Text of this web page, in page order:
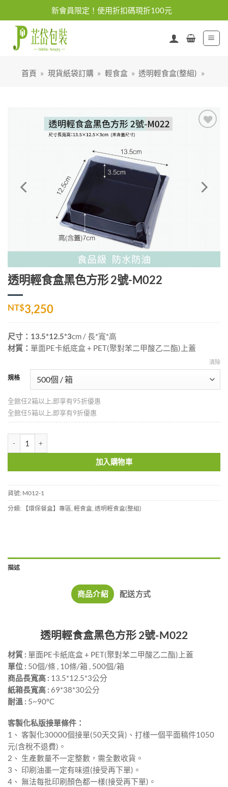
content
新會員限定！使用折扣碼現折100元
首頁 » 現貨紙袋訂購 » 輕食盒 » 透明輕食盒(整組) »
透明輕食盒黑色方形 2號-M022
NT$3,250
尺寸：13.5*12.5*3cm / 長*寬*高
材質： 單面PE卡紙底盒 + PET(聚對苯二甲酸乙二酯)上蓋
規格
清除
全館任2箱以上,即享有95折優惠
全館任5箱以上,即享有9折優惠
加入購物車
貨號: M012-1
分類:
【環保餐盒】專區 輕食盒 透明輕食盒(整組)
描述
商品介紹 配送方式
透明輕食盒黑色方形 2號-M022
材質 : 單面PE卡紙底盒 + PET(聚對苯二甲酸乙二酯)上蓋
單位 : 50個/條 , 10條/箱 , 500個/箱
商品長寬高 : 13.5*12.5*3公分
紙箱長寬高 : 69*38*30公分
耐溫 : 5~90°C
客製化私版接單條件：
1、 客製化30000個接單(50天交貨)、打樣一個平面稿件1050
元(含稅不退費)。
2、 生產數量不一定整數，需全數收貨。
3、 印刷油墨一定有味道(接受再下單)。
4、 無法每批印刷顏色都一樣(接受再下單)。